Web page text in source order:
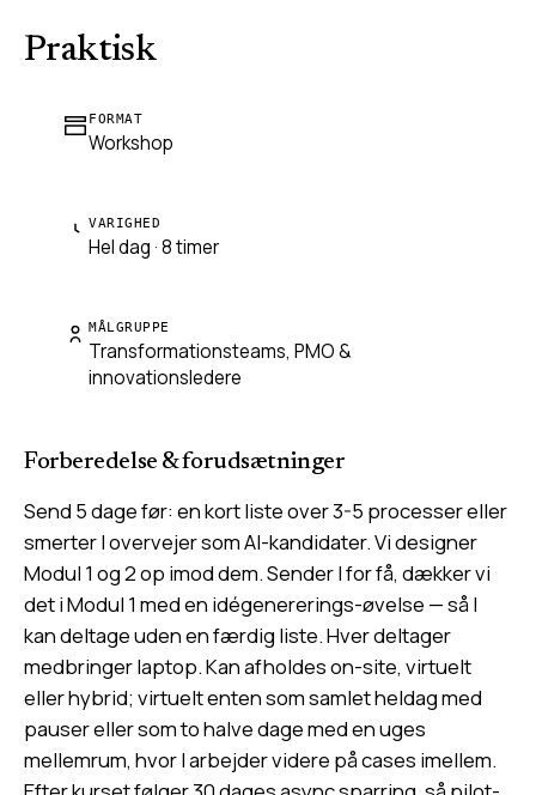
Praktisk
FORMAT
Workshop
VARIGHED
Hel dag · 8 timer
MÅLGRUPPE
Transformationsteams, PMO &
innovationsledere
Forberedelse & forudsætninger
Send 5 dage før: en kort liste over 3-5 processer eller
smerter I overvejer som AI-kandidater. Vi designer
Modul 1 og 2 op imod dem. Sender I for få, dækker vi
det i Modul 1 med en idégenererings-øvelse — så I
kan deltage uden en færdig liste. Hver deltager
medbringer laptop. Kan afholdes on-site, virtuelt
eller hybrid; virtuelt enten som samlet heldag med
pauser eller som to halve dage med en uges
mellemrum, hvor I arbejder videre på cases imellem.